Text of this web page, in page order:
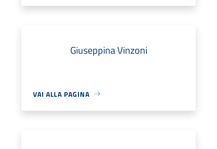
Giuseppina Vinzoni
VAI ALLA PAGINA